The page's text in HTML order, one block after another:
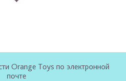
Orange Toys по электронной
почте